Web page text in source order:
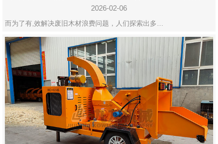
化
2026-02-06
而为了有,效解决废旧木材浪费问题，人们探索出多…